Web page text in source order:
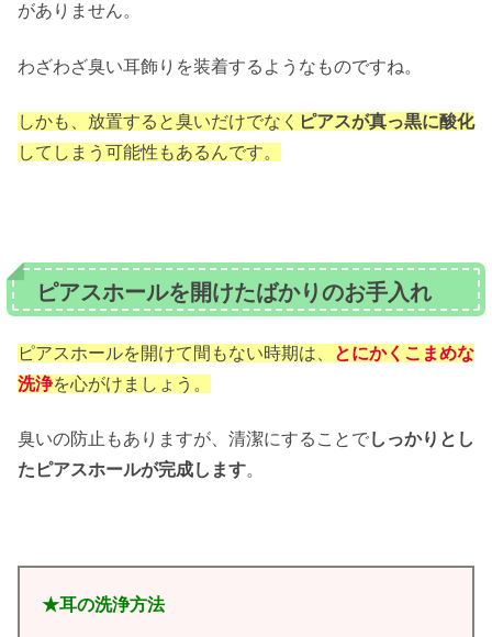
がありません。
わざわざ臭い耳飾りを装着するようなものですね。
しかも、放置すると臭いだけでなく ピアスが真っ黒に酸化
してしまう可能性もあるんです。
ピアスホールを開けたばかりのお手入れ
ピアスホールを開けて間もない時期は、
とにかくこまめな
洗浄を心がけましょう。
臭いの防止もありますが、清潔にすることでしっかりとし
たピアスホールが完成します。
★耳の洗浄方法